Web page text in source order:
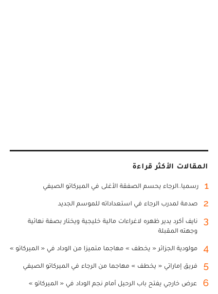
المقالات الأكثر قراءة
1 رسميا..الرجاء يحسم الصفقة الأغلى في الميركاتو الصيفي
2 صدمة لمدرب الرجاء في استعداداته للموسم الجديد
3
نايف أكرد يدير ظهره لاغراءات مالية خليجية ويختار بصفة نهائية
وجهته المقبلة
4 مولودية الجزائر « يخطف » مهاجما متميزا من الوداد في « الميركاتو »
5 فريق إماراتي « يخطف » مهاجما من الرجاء في الميركاتو الصيفي
6 عرض خارجي يفتح باب الرحيل أمام نجم الوداد في « الميركاتو »